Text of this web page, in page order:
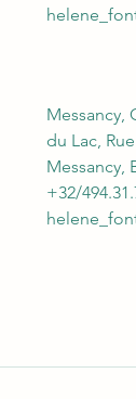
Messancy,
du Lac,
Messancy,
+32/